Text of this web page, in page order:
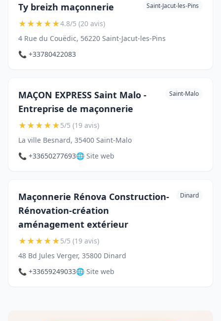
Ty breizh maçonnerie Saint-Jacut-les-Pins
★★★★★4.8/5 (20 avis)
4 Rue du Couëdic, 56220 Saint-Jacut-les-Pins
📞 +33780422083
MAÇON EXPRESS Saint Malo -
Entreprise de maçonnerie
Saint-Malo
★★★★★5/5 (19 avis)
La ville Besnard, 35400 Saint-Malo
📞 +33650277693🌐 Site web
Maçonnerie Rénova Construction-
Rénovation-création
aménagement extérieur
Dinard
★★★★★5/5 (19 avis)
48 Bd Jules Verger, 35800 Dinard
📞 +33659249033🌐 Site web